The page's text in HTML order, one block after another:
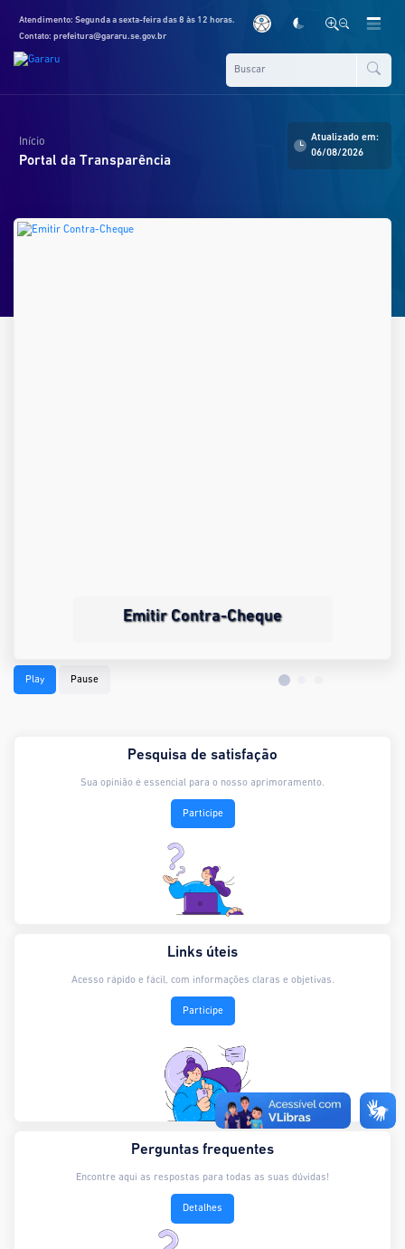
Atendimento: Segunda a sexta-feira das 8 às 12 horas.
Contato: prefeitura@gararu.se.gov.br
Início
Portal da Transparência
Atualizado em:
06/08/2026
Emitir Contra-Cheque
Play Pause
Pesquisa de satisfação
Sua opinião é essencial para o nosso aprimoramento.
Participe
Links úteis
Acesso rápido e fácil, com informações claras e objetivas.
Participe
Perguntas frequentes
Encontre aqui as respostas para todas as suas dúvidas!
Detalhes